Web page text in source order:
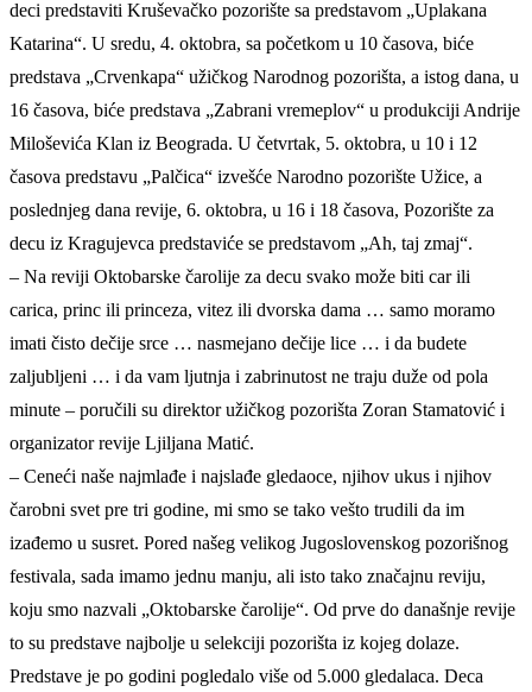
deci predstaviti Kruševačko pozorište sa predstavom „Uplakana
Katarina“. U sredu, 4. oktobra, sa početkom u 10 časova, biće
predstava „Crvenkapa“ užičkog Narodnog pozorišta, a istog dana, u
16 časova, biće predstava „Zabrani vremeplov“ u produkciji Andrije
Miloševića Klan iz Beograda. U četvrtak, 5. oktobra, u 10 i 12
časova predstavu „Palčica“ izvešće Narodno pozorište Užice, a
poslednjeg dana revije, 6. oktobra, u 16 i 18 časova, Pozorište za
decu iz Kragujevca predstaviće se predstavom „Ah, taj zmaj“.
– Na reviji Oktobarske čarolije za decu svako može biti car ili
carica, princ ili princeza, vitez ili dvorska dama … samo moramo
imati čisto dečije srce … nasmejano dečije lice … i da budete
zaljubljeni … i da vam ljutnja i zabrinutost ne traju duže od pola
minute – poručili su direktor užičkog pozorišta Zoran Stamatović i
organizator revije Ljiljana Matić.
– Ceneći naše najmlađe i najslađe gledaoce, njihov ukus i njihov
čarobni svet pre tri godine, mi smo se tako vešto trudili da im
izađemo u susret. Pored našeg velikog Jugoslovenskog pozorišnog
festivala, sada imamo jednu manju, ali isto tako značajnu reviju,
koju smo nazvali „Oktobarske čarolije“. Od prve do današnje revije
to su predstave najbolje u selekciji pozorišta iz kojeg dolaze.
Predstave je po godini pogledalo više od 5.000 gledalaca. Deca